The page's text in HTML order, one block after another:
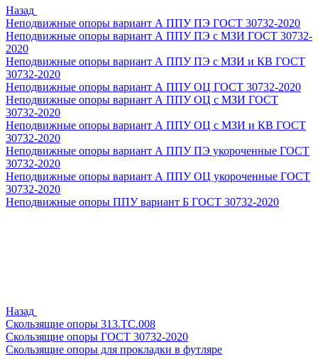
Назад
Неподвижные опоры вариант А ППУ ПЭ ГОСТ 30732-2020
Неподвижные опоры вариант А ППУ ПЭ с МЗИ ГОСТ 30732-
2020
Неподвижные опоры вариант А ППУ ПЭ с МЗИ и КВ ГОСТ
30732-2020
Неподвижные опоры вариант А ППУ ОЦ ГОСТ 30732-2020
Неподвижные опоры вариант А ППУ ОЦ с МЗИ ГОСТ
30732-2020
Неподвижные опоры вариант А ППУ ОЦ с МЗИ и КВ ГОСТ
30732-2020
Неподвижные опоры вариант А ППУ ПЭ укороченные ГОСТ
30732-2020
Неподвижные опоры вариант А ППУ ОЦ укороченные ГОСТ
30732-2020
Неподвижные опоры ППУ вариант Б ГОСТ 30732-2020
Назад
Скользящие опоры 313.ТС.008
Скользящие опоры ГОСТ 30732-2020
Скользящие опоры для прокладки в футляре